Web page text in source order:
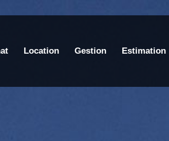
Location Gestion Estimation